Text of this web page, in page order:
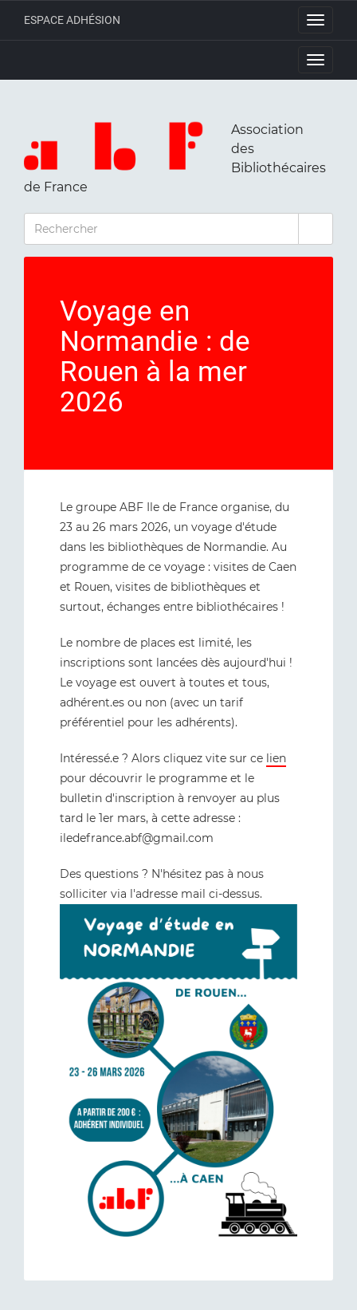
Toggle
ESPACE ADHÉSION
Toggle
Association
des
Bibliothécaires
de France
RECHERCHER
Voyage en
Normandie : de
Rouen à la mer
2026
Le groupe ABF Ile de France organise, du
23 au 26 mars 2026, un voyage d'étude
dans les bibliothèques de Normandie. Au
programme de ce voyage : visites de Caen
et Rouen, visites de bibliothèques et
surtout, échanges entre bibliothécaires !
Le nombre de places est limité, les
inscriptions sont lancées dès aujourd'hui !
Le voyage est ouvert à toutes et tous,
adhérent.es ou non (avec un tarif
préférentiel pour les adhérents).
Intéressé.e ? Alors cliquez vite sur ce lien
pour découvrir le programme et le
bulletin d'inscription à renvoyer au plus
tard le 1er mars, à cette adresse :
iledefrance.abf@gmail.com
Des questions ? N'hésitez pas à nous
solliciter via l'adresse mail ci-dessus.